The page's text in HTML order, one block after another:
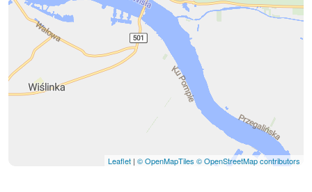
Leaflet | © OpenMapTiles © OpenStreetMap contributors